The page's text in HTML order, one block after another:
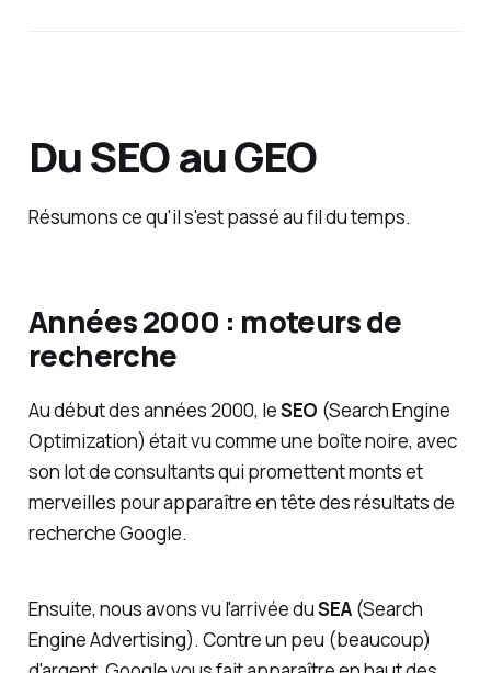
Du SEO au GEO
Résumons ce qu'il s'est passé au fil du temps.
Années 2000 : moteurs de
recherche
Au début des années 2000, leSEO (Search Engine
Optimization) était vu comme une boîte noire, avec
son lot de consultants qui promettent monts et
merveilles pour apparaître en tête des résultats de
recherche Google.
Ensuite, nous avons vu l'arrivée duSEA(Search
Engine Advertising). Contre un peu (beaucoup)